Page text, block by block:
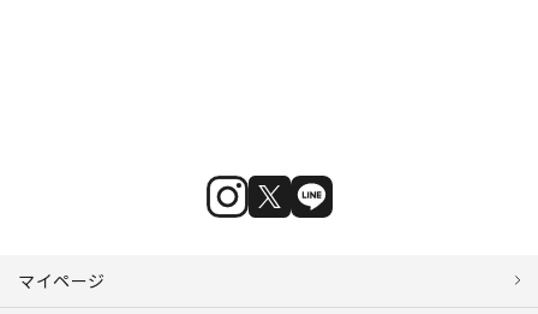
マイページ